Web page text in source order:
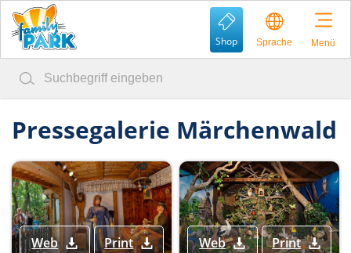
Shop Sprache Menü
Pressegalerie Märchenwald
Web Print Web Print